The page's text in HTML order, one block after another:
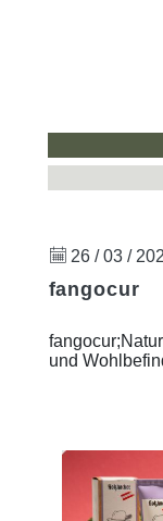
26 / 03 /
fangocur
und